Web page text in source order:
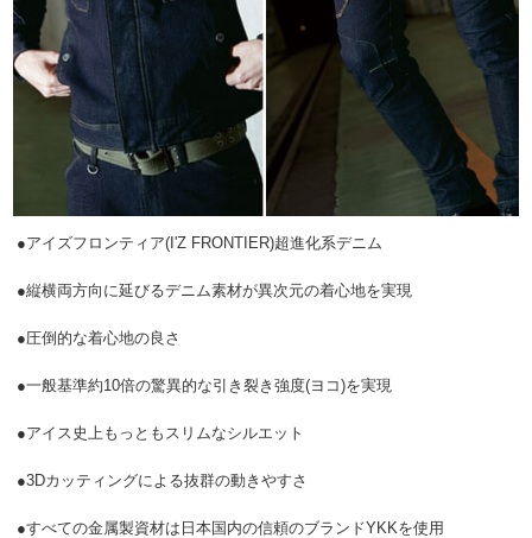
●アイズフロンティア(I'Z FRONTIER)超進化系デニム
●縦横両方向に延びるデニム素材が異次元の着心地を実現
●圧倒的な着心地の良さ
●一般基準約10倍の驚異的な引き裂き強度(ヨコ)を実現
●アイス史上もっともスリムなシルエット
●3Dカッティングによる抜群の動きやすさ
●すべての金属製資材は日本国内の信頼のブランドYKKを使用